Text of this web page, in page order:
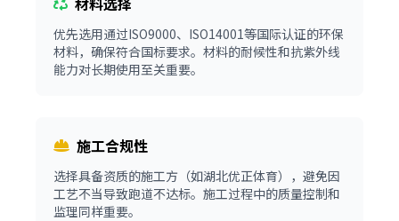
优先选用通过ISO9000、ISO14001等国际认证的环保
材料，确保符合国标要求。材料的耐候性和抗紫外线
能力对长期使用至关重要。
施工合规性
选择具备资质的施工方（如湖北优正体育），避免因
工艺不当导致跑道不达标。施工过程中的质量控制和
监理同样重要。